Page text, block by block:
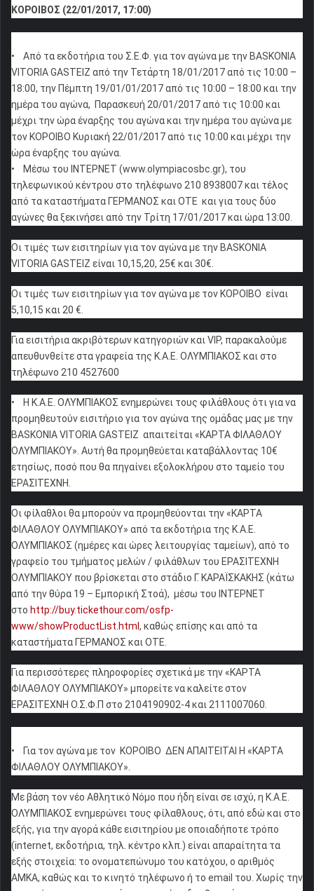
ΚΟΡΟΙΒΟΣ (22/01/2017, 17:00)
• Από τα εκδοτήρια του Σ.Ε.Φ. για τον αγώνα με την BASKONIA
VITORIA GASTEIZ από την Τετάρτη 18/01/2017 από τις 10:00 –
18:00, την Πέμπτη 19/01/01/2017 από τις 10:00 – 18:00 και την
ημέρα του αγώνα, Παρασκευή 20/01/2017 από τις 10:00 και
μέχρι την ώρα έναρξης του αγώνα και την ημέρα του αγώνα με
τον ΚΟΡΟΙΒΟ Κυριακή 22/01/2017 από τις 10:00 και μέχρι την
ώρα έναρξης του αγώνα.
• Μέσω του ΙΝΤΕΡΝΕΤ (www.olympiacosbc.gr), του
τηλεφωνικού κέντρου στο τηλέφωνο 210 8938007 και τέλος
από τα καταστήματα ΓΕΡΜΑΝΟΣ και ΟΤΕ και για τους δύο
αγώνες θα ξεκινήσει από την Τρίτη 17/01/2017 και ώρα 13:00.
Οι τιμές των εισιτηρίων για τον αγώνα με την BASKONIA
VITORIA GASTEIZ είναι 10,15,20, 25€ και 30€.
Οι τιμές των εισιτηρίων για τον αγώνα με τον ΚΟΡΟΙΒΟ είναι
5,10,15 και 20 €.
Για εισιτήρια ακριβότερων κατηγοριών και VIP, παρακαλούμε
απευθυνθείτε στα γραφεία της Κ.Α.Ε. ΟΛΥΜΠΙΑΚΟΣ και στο
τηλέφωνο 210 4527600
• Η Κ.Α.Ε. ΟΛΥΜΠΙΑΚΟΣ ενημερώνει τους φιλάθλους ότι για να
προμηθευτούν εισιτήριο για τον αγώνα της ομάδας μας με την
BASKONIA VITORIA GASTEIZ απαιτείται «ΚΑΡΤΑ ΦΙΛΑΘΛΟΥ
ΟΛΥΜΠΙΑΚΟΥ». Αυτή θα προμηθεύεται καταβάλλοντας 10€
ετησίως, ποσό που θα πηγαίνει εξολοκλήρου στο ταμείο του
ΕΡΑΣΙΤΕΧΝΗ.
Οι φίλαθλοι θα μπορούν να προμηθεύονται την «ΚΑΡΤΑ
ΦΙΛΑΘΛΟΥ ΟΛΥΜΠΙΑΚΟΥ» από τα εκδοτήρια της Κ.Α.Ε.
ΟΛΥΜΠΙΑΚΟΣ (ημέρες και ώρες λειτουργίας ταμείων), από το
γραφείο του τμήματος μελών / φιλάθλων του ΕΡΑΣΙΤΕΧΝΗ
ΟΛΥΜΠΙΑΚΟΥ που βρίσκεται στο στάδιο Γ. ΚΑΡΑΪΣΚΑΚΗΣ (κάτω
από την θύρα 19 – Εμπορική Στοά), μέσω του ΙΝΤΕΡΝΕΤ
στο http://buy.tickethour.com/osfp-
www/showProductList.html, καθώς επίσης και από τα
καταστήματα ΓΕΡΜΑΝΟΣ και ΟΤΕ.
Για περισσότερες πληροφορίες σχετικά με την «ΚΑΡΤΑ
ΦΙΛΑΘΛΟΥ ΟΛΥΜΠΙΑΚΟΥ» μπορείτε να καλείτε στον
ΕΡΑΣΙΤΕΧΝΗ Ο.Σ.Φ.Π στο 2104190902-4 και 2111007060.
• Για τον αγώνα με τον ΚΟΡΟΙΒΟ ΔΕΝ ΑΠΑΙΤΕΙΤΑΙ Η «ΚΑΡΤΑ
ΦΙΛΑΘΛΟΥ ΟΛΥΜΠΙΑΚΟΥ».
Με βάση τον νέο Αθλητικό Νόμο που ήδη είναι σε ισχύ, η Κ.Α.Ε.
ΟΛΥΜΠΙΑΚΟΣ ενημερώνει τους φίλαθλους, ότι, από εδώ και στο
εξής, για την αγορά κάθε εισιτηρίου με οποιαδήποτε τρόπο
(internet, εκδοτήρια, τηλ. κέντρο κλπ.) είναι απαραίτητα τα
εξής στοιχεία: το ονοματεπώνυμο του κατόχου, ο αριθμός
ΑΜΚΑ, καθώς και το κινητό τηλέφωνο ή το email του. Χωρίς την